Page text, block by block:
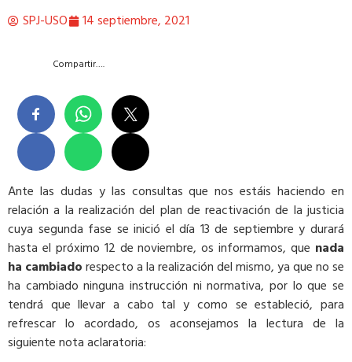
SPJ-USO 14 septiembre, 2021
Compartir….
Ante las dudas y las consultas que nos estáis haciendo en
relación a la realización del plan de reactivación de la justicia
cuya segunda fase se inició el día 13 de septiembre y durará
hasta el próximo 12 de noviembre, os informamos, que nada
ha cambiadorespecto a la realización del mismo, ya que no se
ha cambiado ninguna instrucción ni normativa, por lo que se
tendrá que llevar a cabo tal y como se estableció, para
refrescar lo acordado, os aconsejamos la lectura de la
siguiente nota aclaratoria: